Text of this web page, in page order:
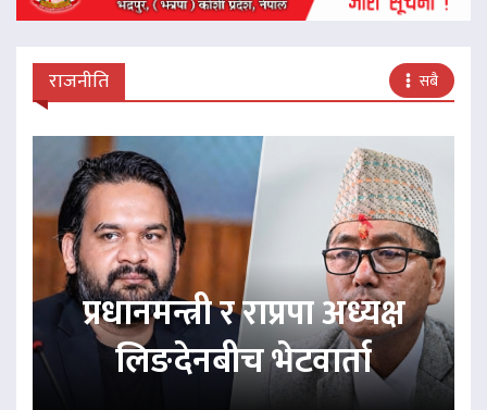
राजनीति सबै
प्रधानमन्त्री र राप्रपा अध्यक्ष
लिङदेनबीच भेटवार्ता